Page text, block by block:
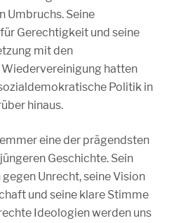
Umbruchs. Seine
Gerechtigkeit und seine
mit den
hatten
Politik in
hinaus.
eine der prägendsten
Geschichte. Sein
Unrecht, seine Vision
und seine klare Stimme
Ideologien werden uns